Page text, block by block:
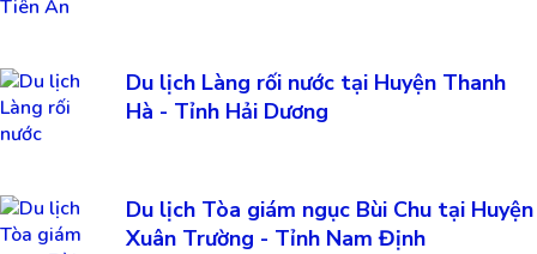
Du lịch Làng rối nước tại Huyện Thanh
Hà - Tỉnh Hải Dương
Du lịch Tòa giám ngục Bùi Chu tại Huyện
Xuân Trường - Tỉnh Nam Định